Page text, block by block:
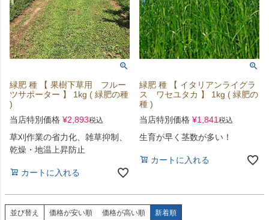
緑肥 種 【 果樹下草用 フルー
ツサポーター 】 1kg ( 緑肥の種
)
当店特別価格 ¥2,893税込
草刈作業の省力化、雑草抑制、
乾燥・地温上昇防止
カートに入れる
緑肥 種 【 イタリアンライグラ
ス ワセユタカ 】 1kg ( 緑肥の
種 )
当店特別価格 ¥1,841 税込
生育が早く茎数が多い！
カートに入れる
並び替え 価格が安い順 価格が高い順 新着順